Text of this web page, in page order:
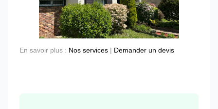
En savoir plus : Nos services | Demander un devis